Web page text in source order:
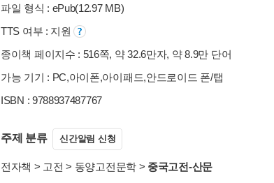
파일 형식 : ePub(12.97 MB)
TTS 여부 : 지원
종이책 페이지수 : 516쪽, 약 32.6만자, 약 8.9만 단어
가능 기기 : PC,아이폰,아이패드,안드로이드 폰/탭
ISBN : 9788937487767
주제 분류 신간알림 신청
전자책 > 고전 > 동양고전문학> 중국고전-산문